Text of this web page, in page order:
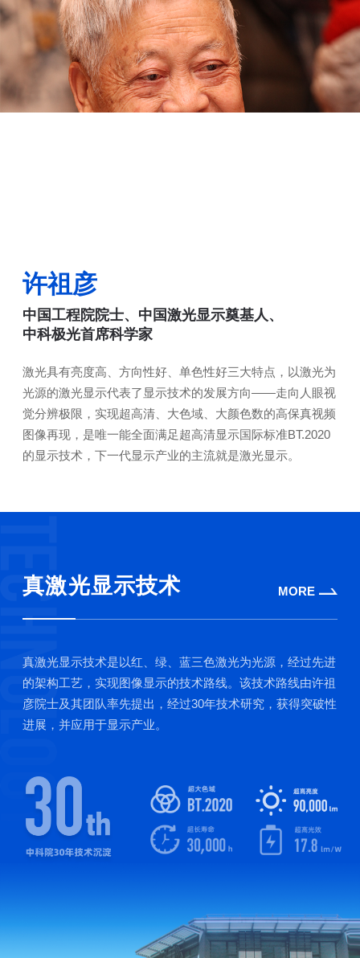
许祖彦
中国工程院院士、中国激光显示奠基人、
中科极光首席科学家
激光具有亮度高、方向性好、单色性好三大特点，以激光为
光源的激光显示代表了显示技术的发展方向——走向人眼视
觉分辨极限，实现超高清、大色域、大颜色数的高保真视频
图像再现，是唯一能全面满足超高清显示国际标准BT.2020
的显示技术，下一代显示产业的主流就是激光显示。
真激光显示技术 MORE
真激光显示技术是以红、绿、蓝三色激光为光源，经过先进
的架构工艺，实现图像显示的技术路线。该技术路线由许祖
彦院士及其团队率先提出，经过30年技术研究，获得突破性
进展，并应用于显示产业。